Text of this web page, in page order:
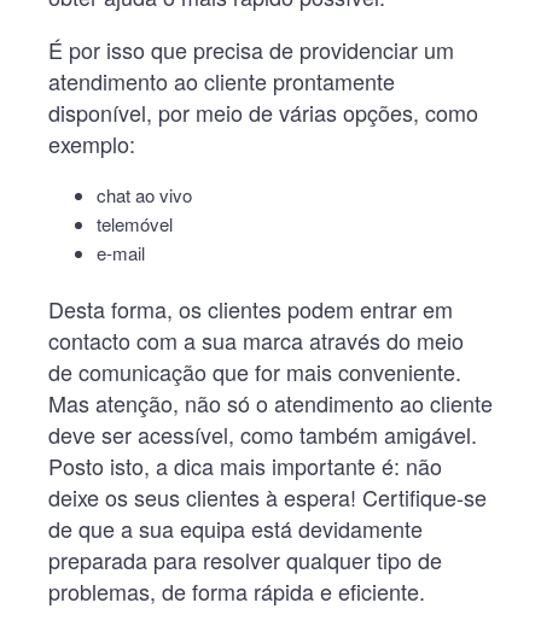
É por isso que precisa de providenciar um
atendimento ao cliente prontamente
disponível, por meio de várias opções, como
exemplo:
chat ao vivo
telemóvel
e-mail
Desta forma, os clientes podem entrar em
contacto com a sua marca através do meio
de comunicação que for mais conveniente.
Mas atenção, não só o atendimento ao cliente
deve ser acessível, como também amigável.
Posto isto, a dica mais importante é: não
deixe os seus clientes à espera! Certifique-se
de que a sua equipa está devidamente
preparada para resolver qualquer tipo de
problemas, de forma rápida e eficiente.